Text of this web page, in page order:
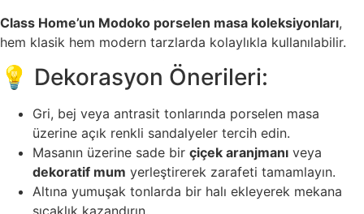
Class Home’un Modoko porselen masa koleksiyonları,
hem klasik hem modern tarzlarda kolaylıkla kullanılabilir.
💡 Dekorasyon Önerileri:
Gri, bej veya antrasit tonlarında porselen masa
üzerine açık renkli sandalyeler tercih edin.
Masanın üzerine sade bir çiçek aranjmanı veya
dekoratif mum yerleştirerek zarafeti tamamlayın.
Altına yumuşak tonlarda bir halı ekleyerek mekana
sıcaklık kazandırın.